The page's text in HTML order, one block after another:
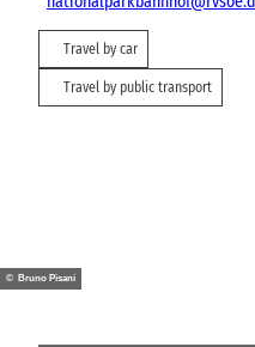
Travel by car
Travel by public transport
© Bruno Pisani